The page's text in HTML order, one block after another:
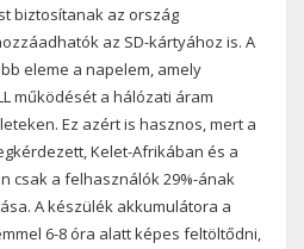
biztosítanak az ország
az SD-kártyához is. A
eleme a napelem, amely
működését a hálózati áram
Ez azért is hasznos, mert a
Kelet-Afrikában és a
csak a felhasználók 29%-ának
A készülék akkumulátora a
6-8 óra alatt képes feltöltődni,